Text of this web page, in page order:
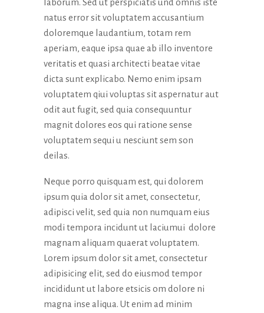
laborum. Sed ut perspiciatis und omnis iste
natus error sit voluptatem accusantium
doloremque laudantium, totam rem
aperiam, eaque ipsa quae ab illo inventore
veritatis et quasi architecti beatae vitae
dicta sunt explicabo. Nemo enim ipsam
voluptatem qiui voluptas sit aspernatur aut
odit aut fugit, sed quia consequuntur
magnit dolores eos qui ratione sense
voluptatem sequi u nesciunt sem son
deilas.
Neque porro quisquam est, qui dolorem
ipsum quia dolor sit amet, consectetur,
adipisci velit, sed quia non numquam eius
modi tempora incidunt ut laciumui dolore
magnam aliquam quaerat voluptatem.
Lorem ipsum dolor sit amet, consectetur
adipisicing elit, sed do eiusmod tempor
incididunt ut labore etsicis om dolore ni
magna inse aliqua. Ut enim ad minim
migliorare
la
e la
struttura
del sito
Web, in
come viene
utilizzato il
sito Web.
nostro sito
Web funzioni
al meglio
visita. Se rifiuti
questi cookie,
alcune
funzionalità
scompariranno
dal sito web.